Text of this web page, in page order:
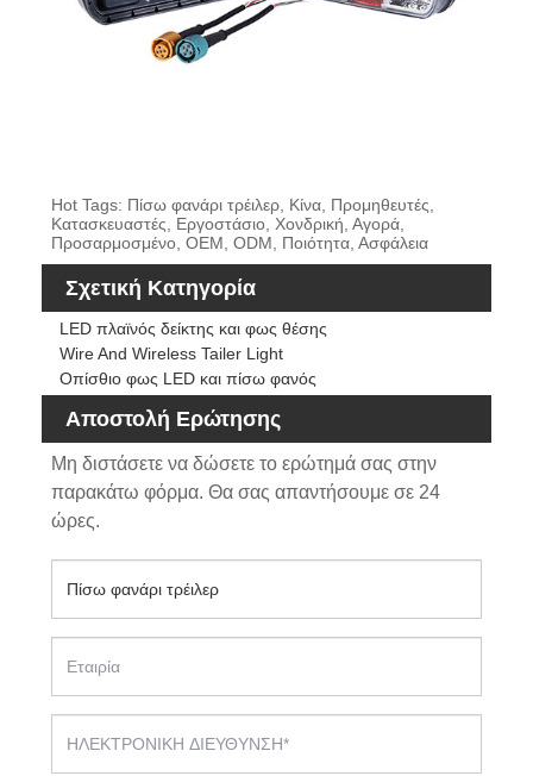
Hot Tags: Πίσω φανάρι τρέιλερ, Κίνα, Προμηθευτές,
Κατασκευαστές, Εργοστάσιο, Χονδρική, Αγορά,
Προσαρμοσμένο, OEM, ODM, Ποιότητα, Ασφάλεια
Σχετική Κατηγορία
LED πλαϊνός δείκτης και φως θέσης
Wire And Wireless Tailer Light
Οπίσθιο φως LED και πίσω φανός
Αποστολή Ερώτησης
Μη διστάσετε να δώσετε το ερώτημά σας στην
παρακάτω φόρμα. Θα σας απαντήσουμε σε 24
ώρες.